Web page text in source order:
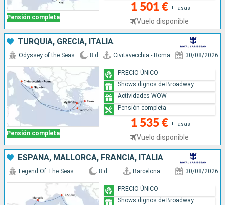
Pensión completa
1 501 € +Tasas
Vuelo disponible
TURQUÍA, GRECIA, ITALIA
Pensión completa
Odyssey of the Seas 8 d Civitavecchia - Roma 30/08/2026
1 535 € +Tasas
Vuelo disponible
PRECIO ÚNICO
Shows dignos de Broadway
Actividades WOW
Pensión completa
ESPAÑA, MALLORCA, FRANCIA, ITALIA
Legend Of The Seas 8 d Barcelona 30/08/2026
PRECIO ÚNICO
Shows dignos de Broadway